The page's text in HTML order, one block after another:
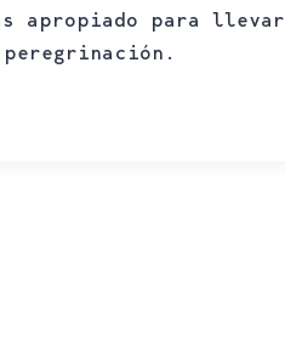
apropiado para llevar